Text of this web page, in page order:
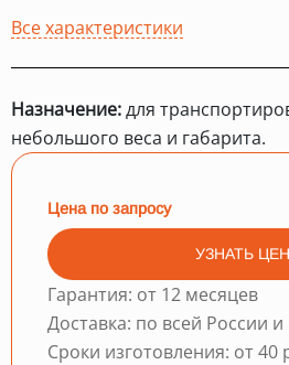
Все характеристики
Назначение:для
небольшого веса и габарита.
Цена по запросу
УЗНАТЬ
Гарантия: от 12 месяцев
Доставка: по всей России
Сроки изготовления: от 40